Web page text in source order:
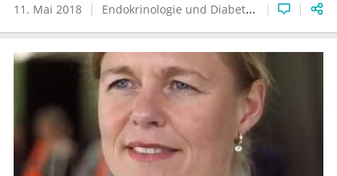
11. Mai 2018 Endokrinologie und Diabetologie Diabetes